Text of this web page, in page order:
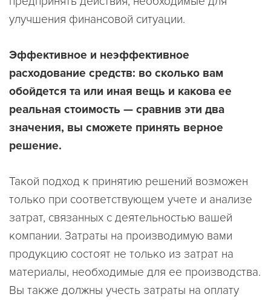
улучшения финансовой ситуации.
Эффективное и неэффективное
расходование средств: во сколько вам
обойдется та или иная вещь и какова ее
реальная стоимость — сравнив эти два
значения, вы сможете принять верное
решение.
Такой подход к принятию решений возможен
только при соответствующем учете и анализе
затрат, связанных с деятельностью вашей
компании. Затраты на производимую вами
продукцию состоят не только из затрат на
материалы, необходимые для ее производства.
Вы также должны учесть затраты на оплату